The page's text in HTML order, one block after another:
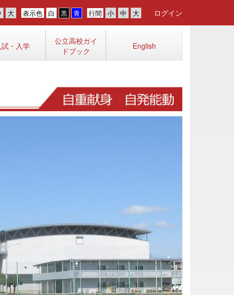
行間
表示色 ログイン
試・入学
公立高校ガイ
ドブック
English